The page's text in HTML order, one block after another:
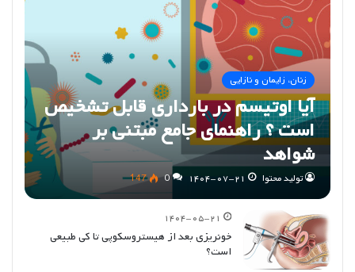
زنان، زایمان و نازایی
آیا اوتیسم در بارداری قابل تشخیص
است ؟ راهنمای جامع مبتنی بر
شواهد
تولید محتوا ۱۴۰۴-۰۷-۲۱ 0
147
۱۴۰۴-۰۵-۲۱
خونریزی بعد از هیستروسکوپی تا کی طبیعی
است؟